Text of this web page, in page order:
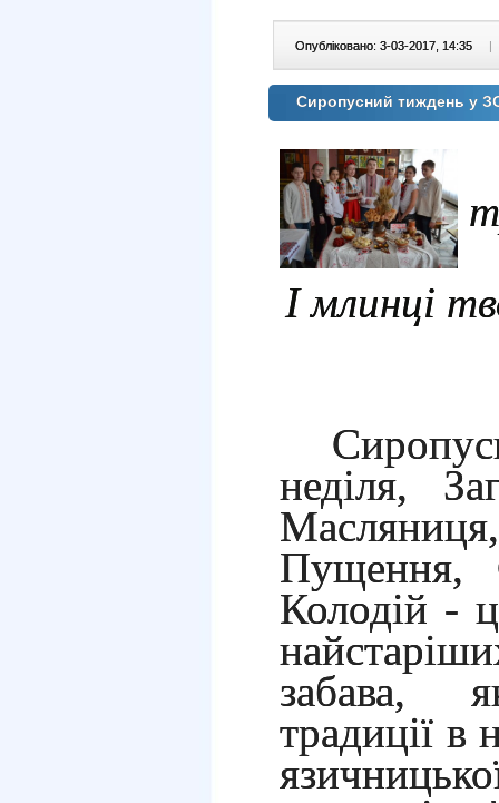
Опубліковано: 3-03-2017, 14:35 |
Сиропусний тиждень у
І млинці
неділя,
Масляниця,
Пущення,
Колодій -
забава,
традиції в